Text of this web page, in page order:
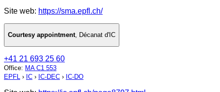
Site web: https://sma.epfl.ch/
Courtesy appointment, Décanat d'IC
+41 21 693 25 60
Office: MA C1 553
EPFL › IC › IC-DEC › IC-DO